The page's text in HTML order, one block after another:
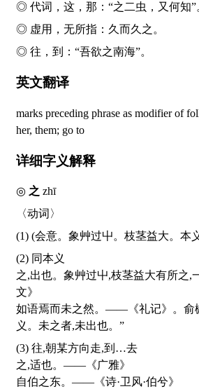
◎ 代词，这，那：“之 二虫，又何知”
◎ 虚用，无所指：久而久 之 。
◎ 往，到：“吾欲之南海”。
英文翻译
marks preceding phrase as modifier of following phrase; it, him
her, them; go to
详细字义解释
之 zhī
〈动词〉
(1) (会意。象艸过屮。枝茎益大。
(2) 同本义
之,出也。象艸过屮,枝茎益大有所
文》
如语焉而未之然。——《礼记》。俞
义。未之者,未出也。”
(3) 往,朝某方向走,到…去
之,适也。——《广雅》
自伯之东。——《诗·卫风·伯兮》